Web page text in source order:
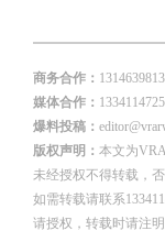
商务合作：
媒体合作：
爆料投稿：
版权声明： 本文为
未经授权不得转载，
如需转载请联系
请授权，转载时请注